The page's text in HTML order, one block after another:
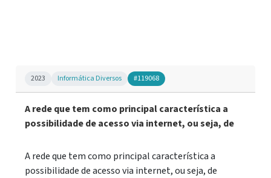
2023 Informática Diversos #119068
A rede que tem como principal característica a
possibilidade de acesso via internet, ou seja, de
A rede que tem como principal característica a
possibilidade de acesso via internet, ou seja, de